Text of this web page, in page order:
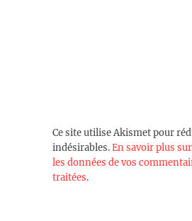
Ce site utilise Akismet pour
indésirables.En savoir plus
les données de vos
traitées.